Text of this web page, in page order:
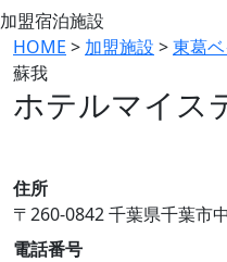
加盟宿泊施設
HOME > 加盟施設 >東葛
蘇我
ホテルマイス
住所
〒260-0842 千葉県千葉市
電話番号